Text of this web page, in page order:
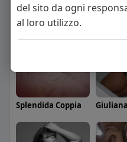
Angelica Cattaneo
Splendida Coppia Giuliana
del sito da ogni
al loro utilizzo.